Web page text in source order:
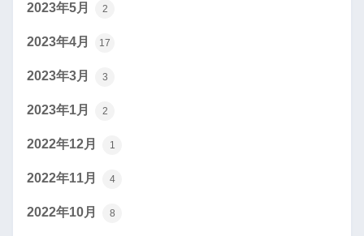
2023年5月 2
2023年4月 17
2023年3月 3
2023年1月 2
2022年12月 1
2022年11月 4
2022年10月 8